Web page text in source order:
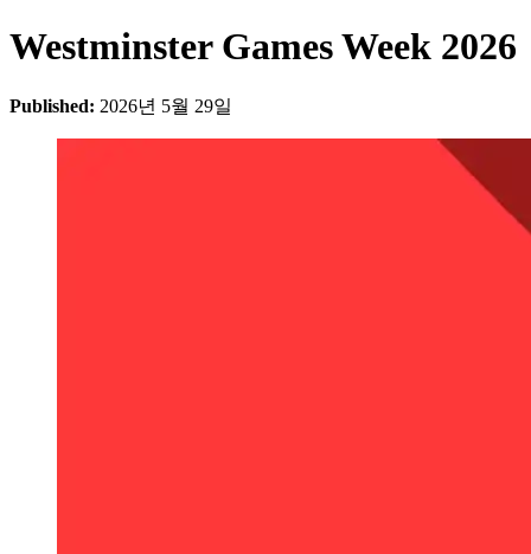
Westminster Games Week 2026
Published: 2026년 5월 29일